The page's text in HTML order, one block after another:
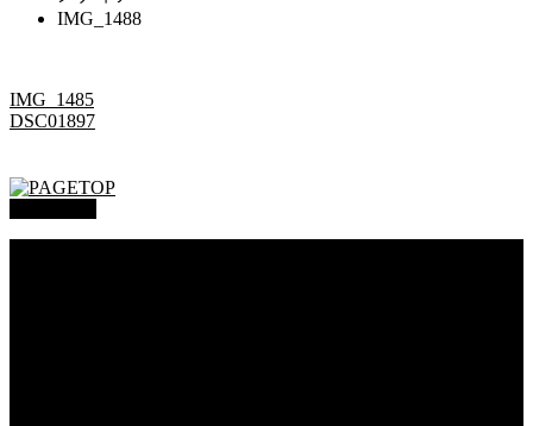
IMG_1488
IMG_1485
DSC01897